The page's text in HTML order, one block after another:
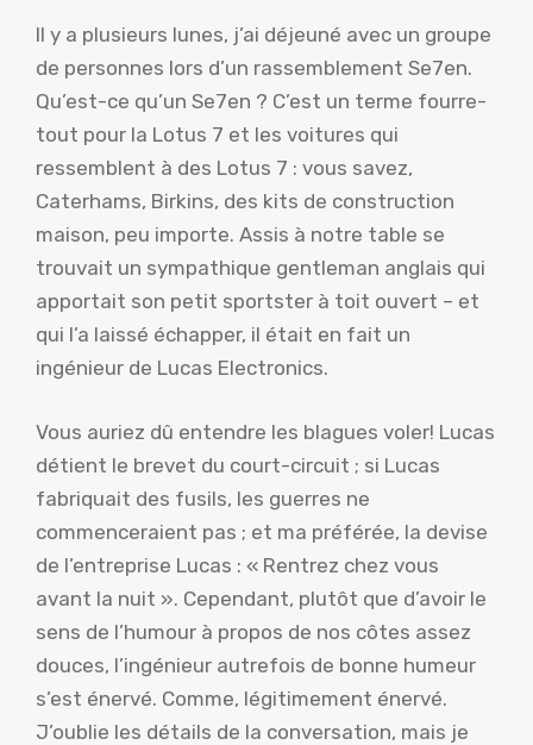
Il y a plusieurs lunes, j’ai déjeuné avec un groupe
de personnes lors d’un rassemblement Se7en.
Qu’est-ce qu’un Se7en ? C’est un terme fourre-
tout pour la Lotus 7 et les voitures qui
ressemblent à des Lotus 7 : vous savez,
Caterhams, Birkins, des kits de construction
maison, peu importe. Assis à notre table se
trouvait un sympathique gentleman anglais qui
apportait son petit sportster à toit ouvert – et
qui l’a laissé échapper, il était en fait un
ingénieur de Lucas Electronics.
Vous auriez dû entendre les blagues voler! Lucas
détient le brevet du court-circuit ; si Lucas
fabriquait des fusils, les guerres ne
commenceraient pas ; et ma préférée, la devise
de l’entreprise Lucas : « Rentrez chez vous
avant la nuit ». Cependant, plutôt que d’avoir le
sens de l’humour à propos de nos côtes assez
douces, l’ingénieur autrefois de bonne humeur
s’est énervé. Comme, légitimement énervé.
J’oublie les détails de la conversation, mais je